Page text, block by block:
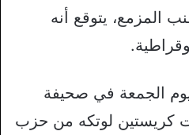
المزمع، يتوقع أنه
الجمعة في صحيفة
كريستين لوتكه من حزب